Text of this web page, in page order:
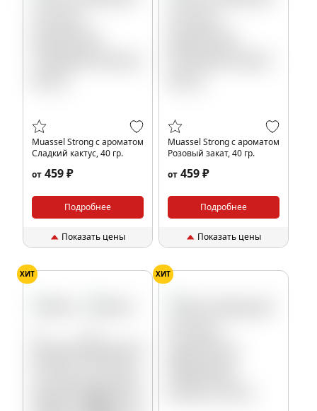
Muassel Strong с ароматом
Сладкий кактус, 40 гр.
от 459 ₽
Подробнее
Показать цены
Muassel Strong с ароматом
Розовый закат, 40 гр.
от 459 ₽
Подробнее
Показать цены
ХИТ ХИТ